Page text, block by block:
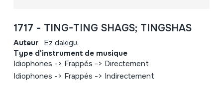
1717 - TING-TING SHAGS; TINGSHAS
Auteur Ez dakigu.
Type d'instrument de musique
Idiophones -> Frappés -> Directement
Idiophones -> Frappés -> Indirectement